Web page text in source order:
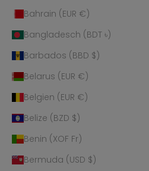
Bahrain (EUR €)
Bangladesch (BDT ৳)
Barbados (BBD $)
Belarus (EUR €)
Belgien (EUR €)
Belize (BZD $)
Benin (XOF Fr)
Bermuda (USD $)